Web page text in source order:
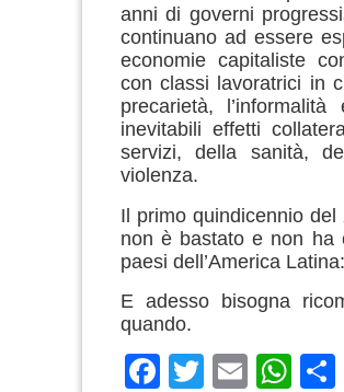
anni di governi
continuano ad essere
economie capitaliste
con classi lavoratrici in
precarietà,
inevitabili effetti
servizi, della sanità,
violenza.
Il primo quindicennio
non è bastato e non ha
paesi dell’America
E adesso bisogna
quando.
Facebook
TwitterEmail